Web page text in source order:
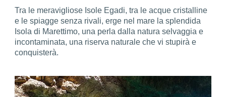
Tra le meravigliose Isole Egadi, tra le acque cristalline
e le spiagge senza rivali, erge nel mare la splendida
Isola di Marettimo, una perla dalla natura selvaggia e
incontaminata, una riserva naturale che vi stupirà e
conquisterà.